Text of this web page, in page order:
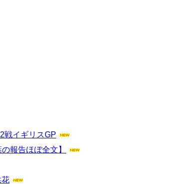
戦イギリスGP
報告ほぼ全文】